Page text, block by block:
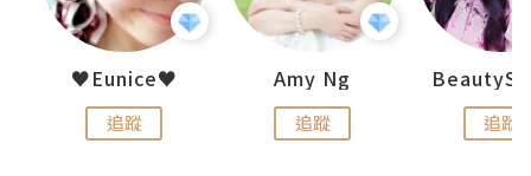
♥Eunice♥
追蹤
Amy Ng
追蹤 追蹤